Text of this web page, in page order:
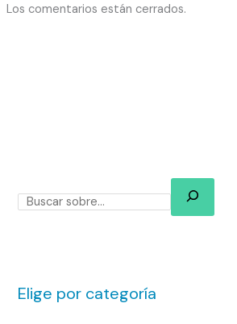
Los comentarios están cerrados.
Elige por categoría